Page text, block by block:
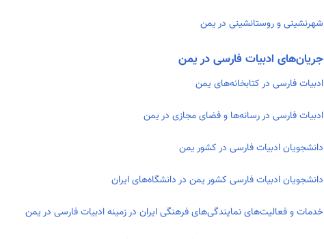
شهرنشینی و روستانشینی در یمن
جریان‌های ادبیات فارسی در یمن
ادبیات فارسی در کتابخانه‌های یمن
ادبیات فارسی در رسانه‌ها و فضای مجازی در یمن
دانشجویان ادبیات فارسی در کشور یمن
دانشجویان ادبیات فارسی کشور یمن در دانشگاه‌های ایران
خدمات و فعالیت‌های نمایندگی‌های فرهنگی ایران در زمینه ادبیات فارسی در یمن